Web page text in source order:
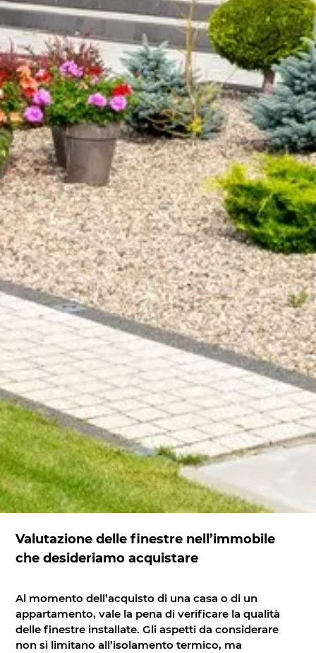
Valutazione delle finestre nell’immobile
che desideriamo acquistare
Al momento dell’acquisto di una casa o di un
appartamento, vale la pena di verificare la qualità
delle finestre installate. Gli aspetti da considerare
non si limitano all’isolamento termico, ma